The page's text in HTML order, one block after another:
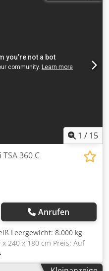
1 / 15
360 C
Anrufen
Leergewicht: 8.000 kg
240 x 180 cm Preis: Auf
Nein - CE-Zertifikat
3652 - Anzahl der